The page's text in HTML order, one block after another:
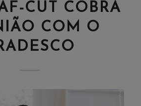
CUT COBRA
COM O